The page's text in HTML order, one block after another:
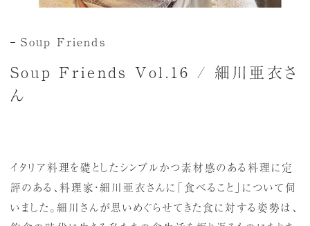
Soup Friends
Soup Friends Vol.16 / 細川亜衣さ
ん
イタリア料理を礎としたシンプルかつ素材感のある料理に定
評のある、料理家・細川亜衣さんに「食べること」について伺
いました。細川さんが思いめぐらせてきた食に対する姿勢は、